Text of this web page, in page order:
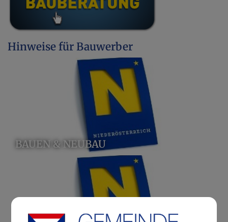
Hinweise für Bauwerber
BAUEN & NEUBAU